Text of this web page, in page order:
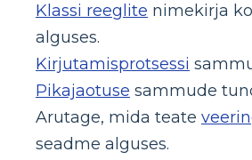
Klassi reeglite nimekirja
alguses.
Kirjutamisprotsessi
Pikajaotuse sammude
Arutage, mida teate
seadme alguses.